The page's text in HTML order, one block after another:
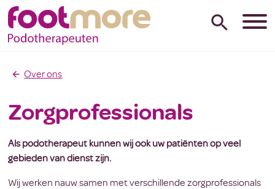
Over ons
Zorgprofessionals
Als podotherapeut kunnen wij ook uw patiënten op veel
gebieden van dienst zijn.
Wij werken nauw samen met verschillende zorgprofessionals